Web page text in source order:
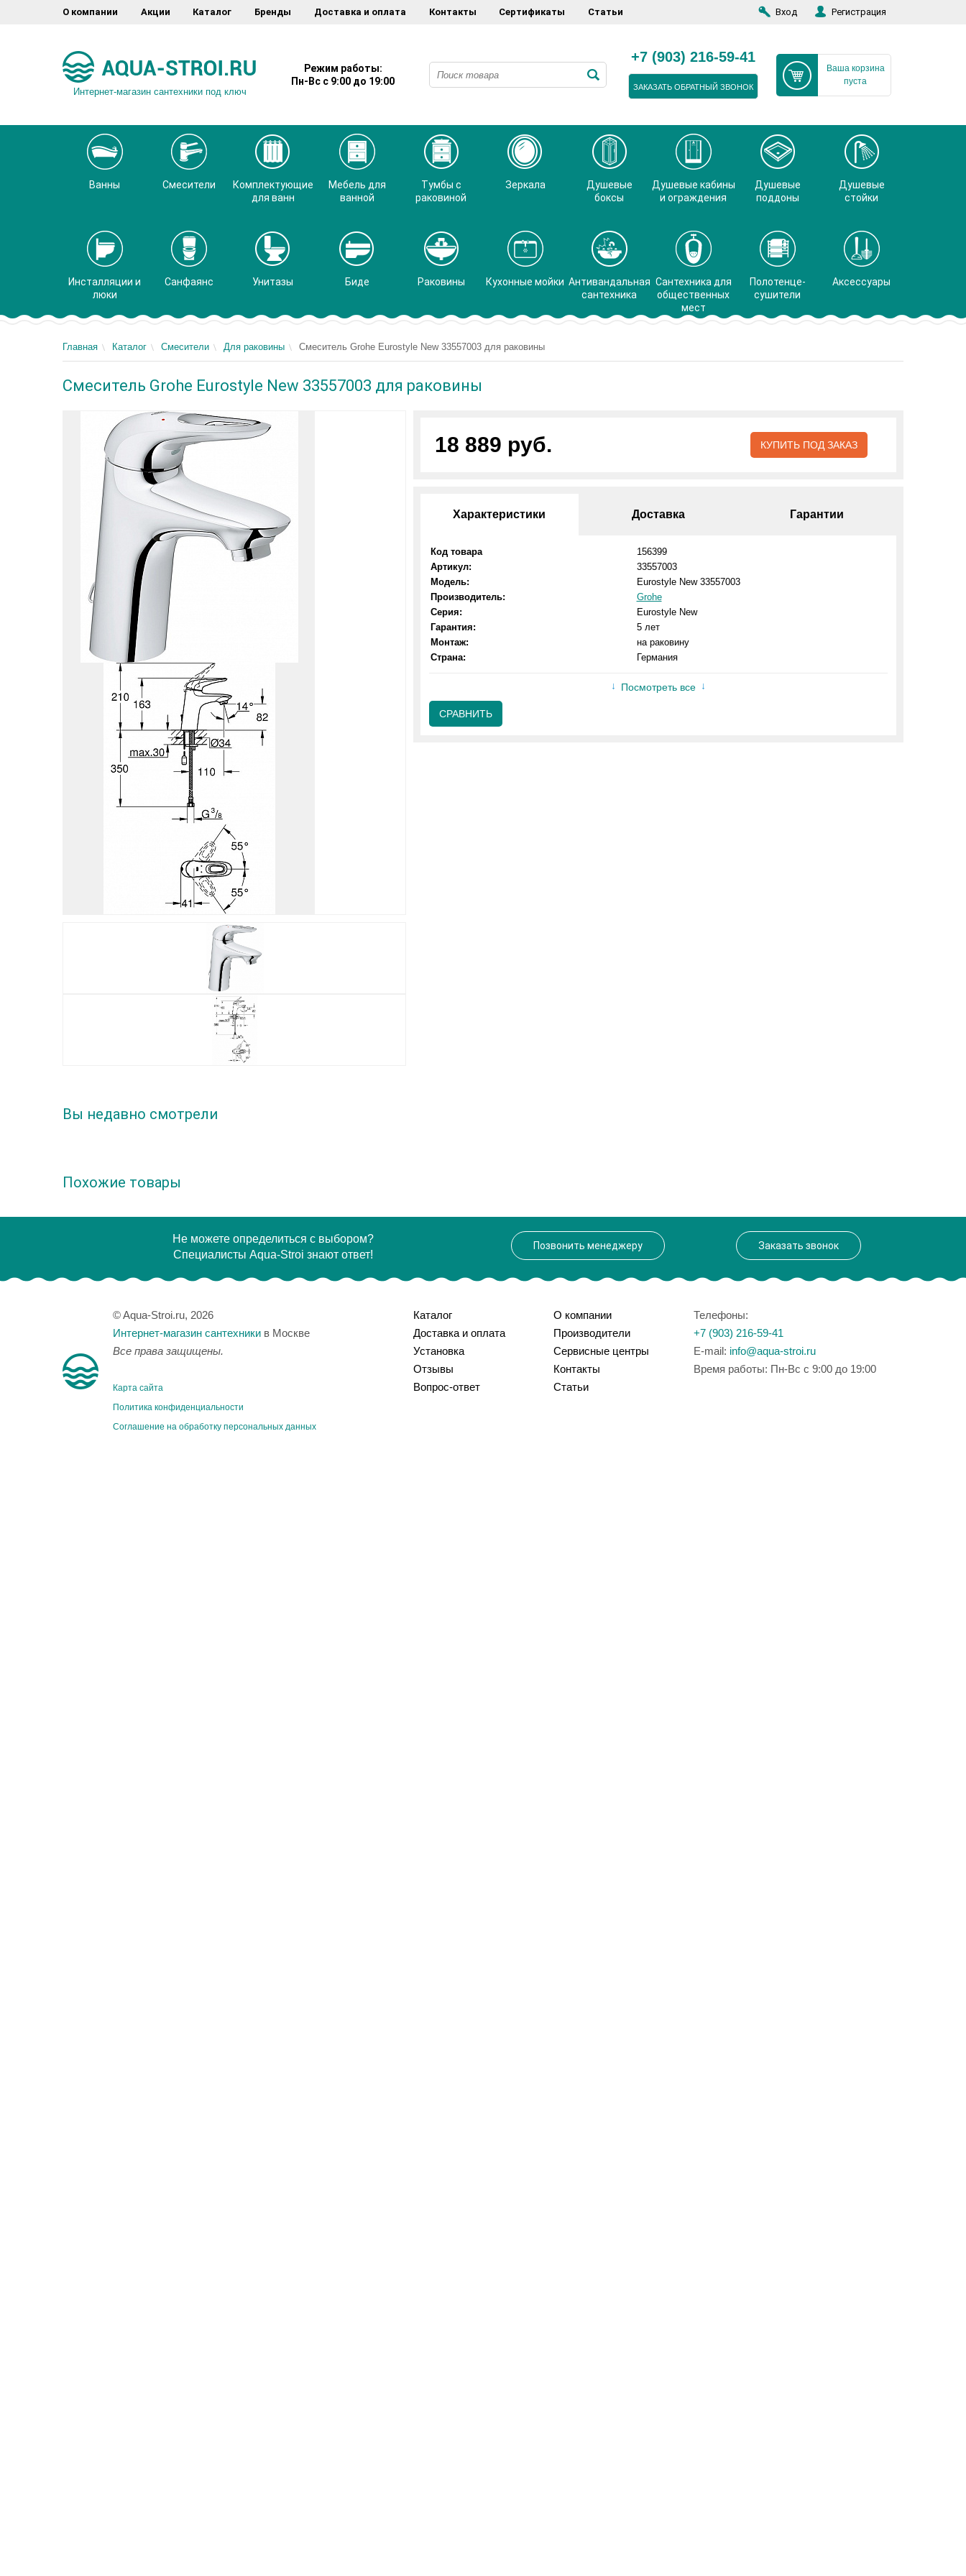
О компании Акции Каталог Бренды Доставка и оплата Контакты Сертификаты Статьи Вход Регистрация
Интернет-магазин сантехники под ключ
Режим работы:
Пн-Вс с 9:00 до 19:00
+7 (903) 216-59-41
ЗАКАЗАТЬ ОБРАТНЫЙ ЗВОНОК
Ваша корзина
пуста
Ванны Смесители
Комплектующие
для ванн
Мебель для
ванной
Тумбы с
раковиной
Зеркала
Душевые
боксы
Душевые кабины
и ограждения
Душевые
поддоны
Душевые
стойки
Инсталляции и
люки
Санфаянс Унитазы Биде Раковины Кухонные мойки Антивандальная
сантехника
Сантехника для
общественных
мест
Полотенце-
сушители
Аксессуары
Главная Каталог Смесители Для раковины Смеситель Grohe Eurostyle New 33557003 для раковины
Смеситель Grohe Eurostyle New 33557003 для раковины
18 889 руб. КУПИТЬ ПОД ЗАКАЗ
Характеристики Доставка Гарантии
Код товара
156399
Артикул:
33557003
Модель:
Eurostyle New 33557003
Производитель:
Grohe
Серия:
Eurostyle New
Гарантия:
5 лет
Монтаж:
на раковину
Страна:
Германия
Посмотреть все
СРАВНИТЬ
Вы недавно смотрели
Похожие товары
Не можете определиться с выбором?
Специалисты Aqua-Stroi знают ответ!
Позвонить менеджеру Заказать звонок
© Aqua-Stroi.ru, 2026
Интернет-магазин сантехники в Москве
Все права защищены.
Карта сайта
Политика конфиденциальности
Соглашение на обработку персональных данных
Каталог
Доставка и оплата
Установка
Отзывы
Вопрос-ответ
О компании
Производители
Сервисные центры
Контакты
Статьи
Телефоны:
+7 (903) 216-59-41
E-mail: info@aqua-stroi.ru
Время работы: Пн-Вс с 9:00 до 19:00